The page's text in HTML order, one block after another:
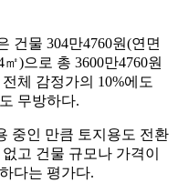
건물 304만4760원(연면
)으로 총 3600만4760원
체 감정가의 10%에도
무방하다.
중인 만큼 토지용도 전환
고 건물 규모나 가격이
다는 평가다.